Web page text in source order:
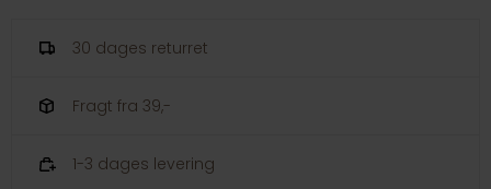
30 dages returret
Fragt fra 39,-
1-3 dages levering